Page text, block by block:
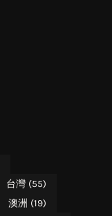
台灣 (55)
澳洲 (19)